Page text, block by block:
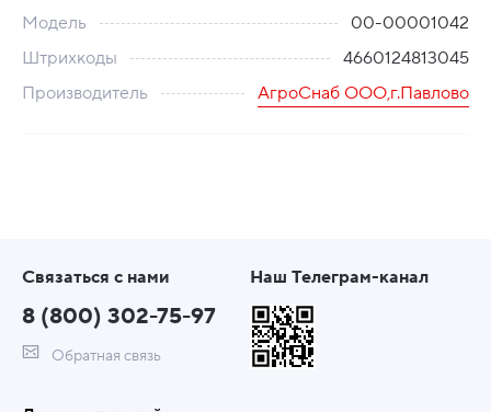
Модель
00-00001042
Штрихкоды
4660124813045
Производитель
АгроСнаб ООО,г.Павлово
Связаться с нами
8 (800) 302-75-97
Обратная связь
Наш Телеграм-канал